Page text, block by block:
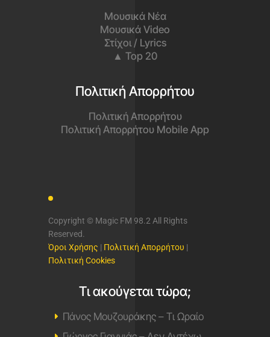
Μουσικά Νέα
Μουσικά Video
Στίχοι / Lyrics
▲ Top 20
Πολιτική Απορρήτου
Πολιτική Απορρήτου
Πολιτική Απορρήτου Mobile App
Copyright © Magic FM 98.2 All Rights
Reserved.
Όροι Χρήσης | Πολιτική Απορρήτου |
Πολιτική Cookies
Τι ακούγεται τώρα;
Πάνος Μουζουράκης – Τι Ωραίο